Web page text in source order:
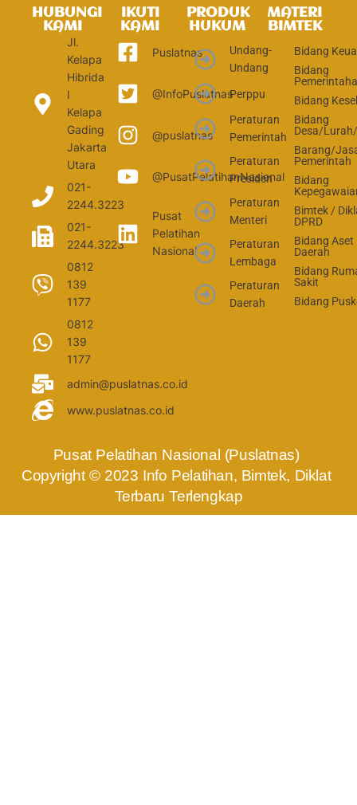
HUBUNGI
KAMI
Jl.
Kelapa
Hibrida
I
Kelapa
Gading
Jakarta
Utara
021-
2244.3223
021-
2244.3223
0812
139
1177
0812
139
1177
admin@puslatnas.co.id
www.puslatnas.co.id
IKUTI
KAMI
Puslatnas
@InfoPuslatnas
@puslatnas
@PusatPelatihanNasional
Pusat
Pelatihan
Nasional
PRODUK
HUKUM
Undang-
Undang
Perppu
Peraturan
Pemerintah
Peraturan
Presiden
Peraturan
Menteri
Peraturan
Lembaga
Peraturan
Daerah
MATERI
BIMTEK
Bidang
Bidang
Bidang
Bidang
Desa/
Barang/
Pemerintah
Bidang
Bimtek /
DPRD
Bidang Aset
Daerah
Bidang
Sakit
Bidang
Pusat Pelatihan Nasional (Puslatnas)
Copyright © 2023 Info Pelatihan, Bimtek, Diklat
Terbaru Terlengkap